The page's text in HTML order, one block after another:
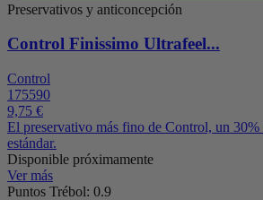
Preservativos y anticoncepción
Control Finissimo Ultrafeel...
Control
175590
9,75 €
El preservativo más fino de Control, un 30%
estándar.
Disponible próximamente
Ver más
Puntos Trébol: 0.9